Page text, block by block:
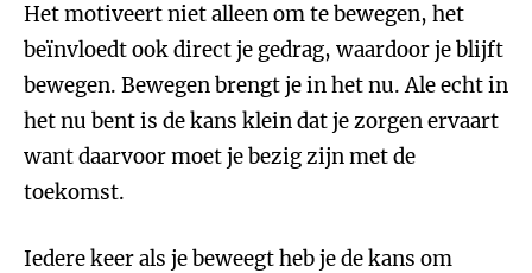
Het motiveert niet alleen om te bewegen, het
beïnvloedt ook direct je gedrag, waardoor je blijft
bewegen. Bewegen brengt je in het nu. Ale echt in
het nu bent is de kans klein dat je zorgen ervaart
want daarvoor moet je bezig zijn met de
toekomst.
Iedere keer als je beweegt heb je de kans om